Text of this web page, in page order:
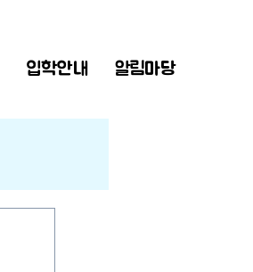
입학안내 알림마당